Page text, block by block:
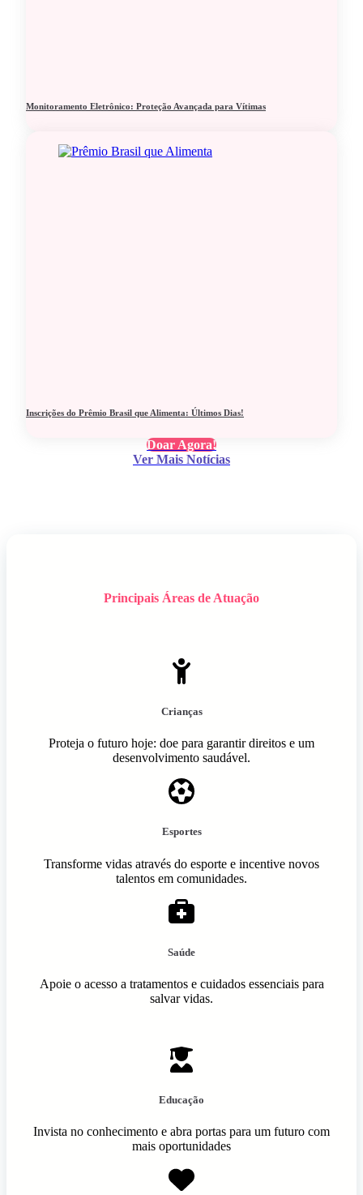
Monitoramento Eletrônico: Proteção Avançada para Vítimas
Inscrições do Prêmio Brasil que Alimenta: Últimos Dias!
Doar Agora!
Ver Mais Notícias
Principais Áreas de Atuação
Crianças
Proteja o futuro hoje: doe para garantir direitos e um
desenvolvimento saudável.
Esportes
Transforme vidas através do esporte e incentive novos
talentos em comunidades.
Saúde
Apoie o acesso a tratamentos e cuidados essenciais para
salvar vidas.
Educação
Invista no conhecimento e abra portas para um futuro com
mais oportunidades